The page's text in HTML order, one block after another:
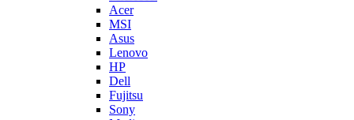
Acer
MSI
Asus
Lenovo
HP
Dell
Fujitsu
Sony